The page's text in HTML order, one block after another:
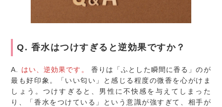
Q. 香水はつけすぎると逆効果ですか？
A. はい、逆効果です。
香りは「ふとした瞬間に香る」のが
最も好印象。「いい匂い」と感じる程度の微香を心がけま
しょう。つけすぎると、男性に不快感を与えてしまった
り、「香水をつけている」という意識が強すぎて、相手が